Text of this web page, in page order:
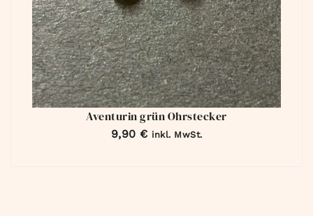
Aventurin grün Ohrstecker
9,90 € inkl. MwSt.